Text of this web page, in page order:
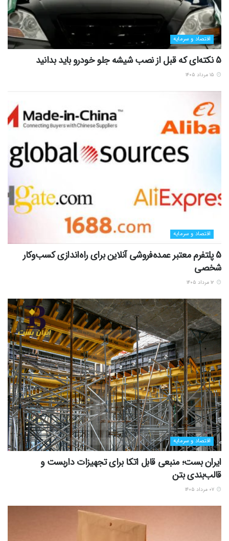
اقتصاد و سرمایه
5 نکته‌ای که قبل از نصب شیشه جلو خودرو باید بدانید
اقتصاد و سرمایه
5 پلتفرم معتبر عمده‌فروشی آنلاین برای راه‌اندازی کسب‌وکار
شخصی
اقتصاد و سرمایه
ایران بست؛ منبعی قابل اتکا برای تجهیزات داربست و
قالب‌بندی بتن